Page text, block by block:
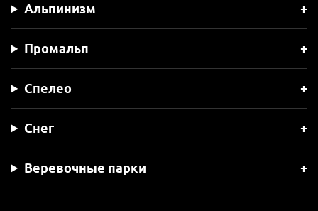
Альпинизм
Промальп
Спелео
Снег
Веревочные парки